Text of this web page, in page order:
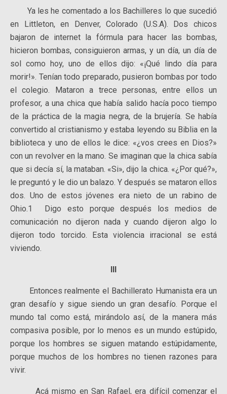
Ya les he comentado a los Bachilleres lo que sucedió
en Littleton, en Denver, Colorado (U.S.A). Dos chicos
bajaron de internet la fórmula para hacer las bombas,
hicieron bombas, consiguieron armas, y un día, un día de
sol como hoy, uno de ellos dijo: «¡Qué lindo día para
morir!». Tenían todo preparado, pusieron bombas por todo
el colegio. Mataron a trece personas, entre ellos un
profesor, a una chica que había salido hacía poco tiempo
de la práctica de la magia negra, de la brujería. Se había
convertido al cristianismo y estaba leyendo su Biblia en la
biblioteca y uno de ellos le dice: «¿vos crees en Dios?»
con un revolver en la mano. Se imaginan que la chica sabía
que si decía sí, la mataban. «Si», dijo la chica. «¿Por qué?»,
le preguntó y le dio un balazo. Y después se mataron ellos
dos. Uno de estos jóvenes era nieto de un rabino de
Ohio.1 Digo esto porque después los medios de
comunicación no dijeron nada y cuando dijeron algo lo
dijeron todo torcido. Esta violencia irracional se está
viviendo.
III
Entonces realmente el Bachillerato Humanista era un
gran desafío y sigue siendo un gran desafío. Porque el
mundo tal como está, mirándolo así, de la manera más
compasiva posible, por lo menos es un mundo estúpido,
porque los hombres se siguen matando estúpidamente,
porque muchos de los hombres no tienen razones para
vivir.
Acá mismo en San Rafael, era difícil comenzar el